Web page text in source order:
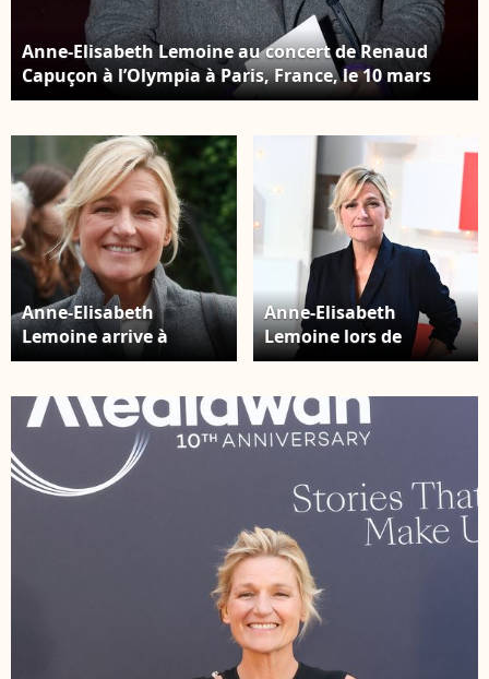
Anne-Elisabeth Lemoine au concert de Renaud
Capuçon à l’Olympia à Paris, France, le 10 mars
2024. © Moreau-Tribeca/Bestimage
Anne-Elisabeth
Lemoine arrive à
l'enregistrement de
Dimanche", présentée
par M.Drucker et
diffusée sur France 3 le
19 novembre, au
Studio Gabriel à Paris,
Anne-Elisabeth
Lemoine lors de
l'enregistrement de
Dimanche", présentée
par M.Drucker et
novembre sur France
3, au Studio Gabriel à
Paris. © Guillaume
Gaffiot / Bestimage